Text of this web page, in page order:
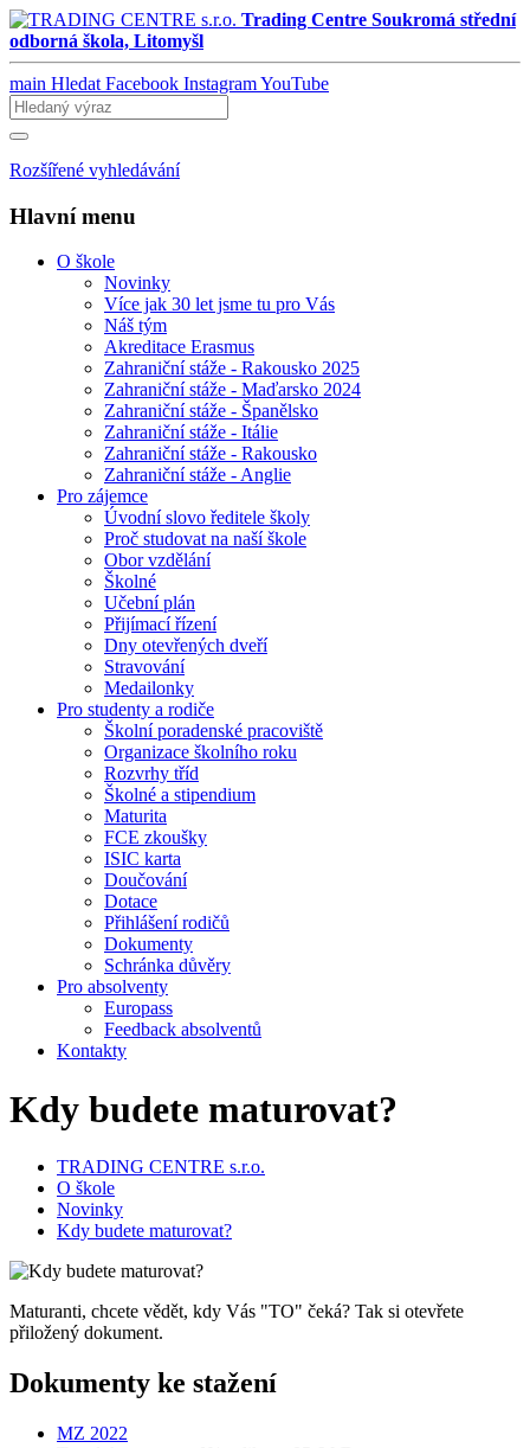
Trading Centre Soukromá střední
odborná škola, Litomyšl
main Hledat Facebook InstagramYouTube
Rozšířené vyhledávání
Hlavní menu
O škole
Novinky
Více jak 30 let jsme tu pro Vás
Náš tým
Akreditace Erasmus
Zahraniční stáže - Rakousko 2025
Zahraniční stáže - Maďarsko 2024
Zahraniční stáže - Španělsko
Zahraniční stáže - Itálie
Zahraniční stáže - Rakousko
Zahraniční stáže - Anglie
Pro zájemce
Úvodní slovo ředitele školy
Proč studovat na naší škole
Obor vzdělání
Školné
Učební plán
Přijímací řízení
Dny otevřených dveří
Stravování
Medailonky
Pro studenty a rodiče
Školní poradenské pracoviště
Organizace školního roku
Rozvrhy tříd
Školné a stipendium
Maturita
FCE zkoušky
ISIC karta
Doučování
Dotace
Přihlášení rodičů
Dokumenty
Schránka důvěry
Pro absolventy
Europass
Feedback absolventů
Kontakty
Kdy budete maturovat?
TRADING CENTRE s.r.o.
O škole
Novinky
Kdy budete maturovat?
Maturanti, chcete vědět, kdy Vás "TO" čeká? Tak si otevřete
přiložený dokument.
Dokumenty ke stažení
MZ 2022